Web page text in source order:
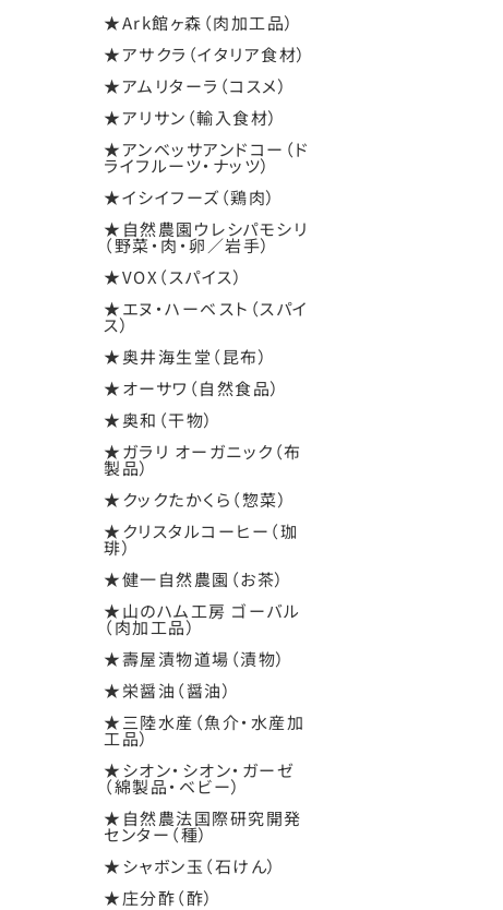
★Ark館ヶ森（肉加工品）
★アサクラ（イタリア食材）
★アムリターラ（コスメ）
★アリサン（輸入食材）
★アンベッサアンドコー（ド
ライフルーツ・ナッツ）
★イシイフーズ（鶏肉）
★自然農園ウレシパモシリ
（野菜・肉・卵／岩手）
★VOX（スパイス）
★エヌ・ハーベスト（スパイ
ス）
★奥井海生堂（昆布）
★オーサワ（自然食品）
★奥和（干物）
★ガラリ オーガニック（布
製品）
★クックたかくら（惣菜）
★クリスタルコーヒー（珈
琲）
★健一自然農園（お茶）
★山のハム工房 ゴーバル
（肉加工品）
★壽屋漬物道場（漬物）
★栄醤油（醤油）
★三陸水産（魚介・水産加
工品）
★シオン・シオン・ガーゼ
（綿製品・ベビー）
★自然農法国際研究開発
センター（種）
★シャボン玉（石けん）
★庄分酢（酢）